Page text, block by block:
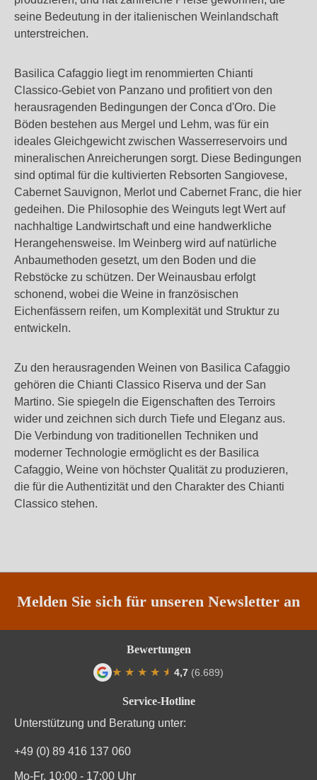
seine Bedeutung in der italienischen Weinlandschaft
unterstreichen.
Basilica Cafaggio liegt im renommierten Chianti
Classico-Gebiet von Panzano und profitiert von den
herausragenden Bedingungen der Conca d'Oro. Die
Böden bestehen aus Mergel und Lehm, was für ein
ideales Gleichgewicht zwischen Wasserreservoirs und
mineralischen Anreicherungen sorgt. Diese Bedingungen
sind optimal für die kultivierten Rebsorten Sangiovese,
Cabernet Sauvignon, Merlot und Cabernet Franc, die hier
gedeihen. Die Philosophie des Weinguts legt Wert auf
nachhaltige Landwirtschaft und eine handwerkliche
Herangehensweise. Im Weinberg wird auf natürliche
Anbaumethoden gesetzt, um den Boden und die
Rebstöcke zu schützen. Der Weinausbau erfolgt
schonend, wobei die Weine in französischen
Eichenfässern reifen, um Komplexität und Struktur zu
entwickeln.
Zu den herausragenden Weinen von Basilica Cafaggio
gehören die Chianti Classico Riserva und der San
Martino. Sie spiegeln die Eigenschaften des Terroirs
wider und zeichnen sich durch Tiefe und Eleganz aus.
Die Verbindung von traditionellen Techniken und
moderner Technologie ermöglicht es der Basilica
Cafaggio, Weine von höchster Qualität zu produzieren,
die für die Authentizität und den Charakter des Chianti
Classico stehen.
Melden Sie sich für unseren Newsletter an
Service-Hotline
Unterstützung und Beratung unter:
+49 (0) 89 416 137 060
Mo-Fr, 10:00 - 17:00 Uhr
Bewertungen
★ ★ ★ ★ ★
★ 4,7 (6.689)